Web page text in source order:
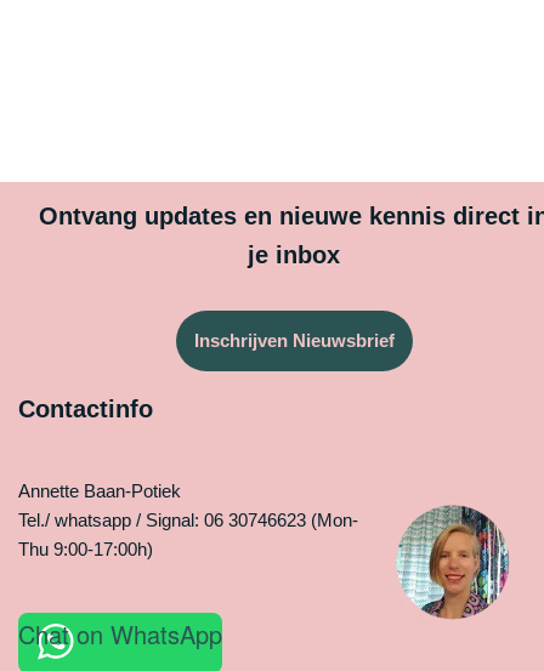
Ontvang updates en nieuwe kennis direct
je inbox
Inschrijven Nieuwsbrief
Contactinfo
Annette Baan-Potiek
Tel./ whatsapp / Signal: 06 30746623 (Mon-
Thu 9:00-17:00h)
Chat on WhatsApp